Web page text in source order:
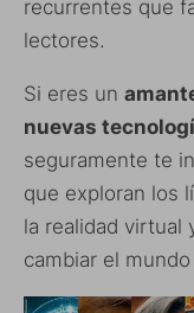
recurrentes que
lectores.
Si eres un
nuevas
seguramente te
que exploran los
la realidad virtual
cambiar el